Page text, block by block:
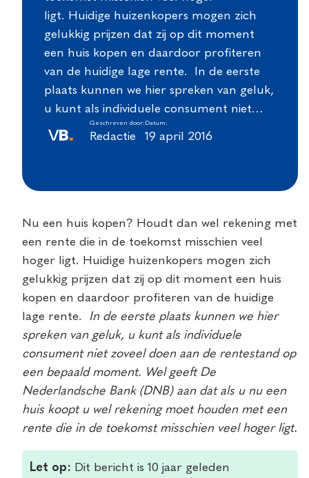
ligt. Huidige huizenkopers mogen zich
gelukkig prijzen dat zij op dit moment
een huis kopen en daardoor profiteren
van de huidige lage rente. In de eerste
plaats kunnen we hier spreken van geluk,
u kunt als individuele consument niet…
Geschreven door:
Redactie
Datum:
19 april 2016
Nu een huis kopen? Houdt dan wel rekening met
een rente die in de toekomst misschien veel
hoger ligt. Huidige huizenkopers mogen zich
gelukkig prijzen dat zij op dit moment een huis
kopen en daardoor profiteren van de huidige
lage rente.
In de eerste plaats kunnen we hier
spreken van geluk, u kunt als individuele
consument niet zoveel doen aan de rentestand op
een bepaald moment. Wel geeft De
Nederlandsche Bank (DNB) aan dat als u nu een
huis koopt u wel rekening moet houden met een
rente die in de toekomst misschien veel hoger ligt.
Let op: Dit bericht is 10 jaar geleden